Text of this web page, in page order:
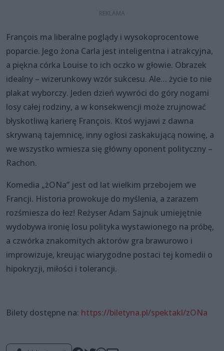
François ma liberalne poglądy i wysokoprocentowe
poparcie. Jego żona Carla jest inteligentna i atrakcyjna,
a piękna córka Louise to ich oczko w głowie. Obrazek
idealny – wizerunkowy wzór sukcesu. Ale… życie to nie
plakat wyborczy. Jeden dzień wywróci do góry nogami
losy całej rodziny, a w konsekwencji może zrujnować
błyskotliwą karierę François. Ktoś wyjawi z dawna
skrywaną tajemnicę, inny ogłosi zaskakującą nowinę, a
we wszystko wmiesza się główny oponent polityczny –
Rachon.
Komedia „żONa” jest od lat wielkim przebojem we
Francji. Historia prowokuje do myślenia, a zarazem
rozśmiesza do łez! Reżyser Adam Sajnuk umiejętnie
wydobywa ironię losu polityka wystawionego na próbę,
a czwórka znakomitych aktorów gra brawurowo i
improwizuje, kreując wiarygodne postaci tej komedii o
hipokryzji, miłości i tolerancji.
Bilety dostępne na: https://biletyna.pl/spektakl/zONa